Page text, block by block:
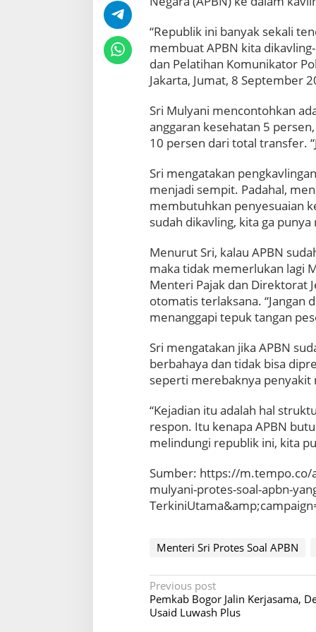
a
v
l
n
“Republik ini banyak sekali
membuat APBN kita
dan Pelatihan Komunikator
Jakarta, Jumat, 8 September
Sri Mulyani mencontohkan
anggaran kesehatan 5
10 persen dari total transfer.
Sri mengatakan
menjadi sempit. Padahal,
membutuhkan penyesuaian
sudah dikavling, kita ga
Menurut Sri, kalau APBN
maka tidak memerlukan lagi
Menteri Pajak dan Direktorat
otomatis terlaksana. “Jangan
menanggapi tepuk tangan
Sri mengatakan jika APBN
berbahaya dan tidak bisa
seperti merebaknya penyakit
“Kejadian itu adalah hal
respon. Itu kenapa APBN
melindungi republik ini, kita
Sumber: https://
mulyani-protes-soal-apbn-
Menteri Sri Protes Soal APBN
P
o
Previous post
Pemkab Bogor Jalin Kerjasama,
Usaid Luwash Plus